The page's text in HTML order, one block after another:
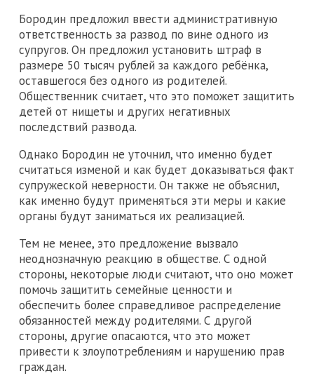
Бородин предложил ввести административную
ответственность за развод по вине одного из
супругов. Он предложил установить штраф в
размере 50 тысяч рублей за каждого ребёнка,
оставшегося без одного из родителей.
Общественник считает, что это поможет защитить
детей от нищеты и других негативных
последствий развода.
Однако Бородин не уточнил, что именно будет
считаться изменой и как будет доказываться факт
супружеской неверности. Он также не объяснил,
как именно будут применяться эти меры и какие
органы будут заниматься их реализацией.
Тем не менее, это предложение вызвало
неоднозначную реакцию в обществе. С одной
стороны, некоторые люди считают, что оно может
помочь защитить семейные ценности и
обеспечить более справедливое распределение
обязанностей между родителями. С другой
стороны, другие опасаются, что это может
привести к злоупотреблениям и нарушению прав
граждан.